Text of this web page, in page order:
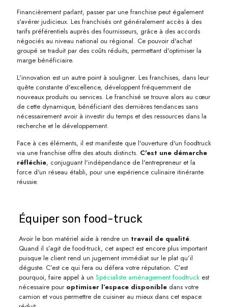
Financièrement parlant, passer par une franchise peut également
s'avérer judicieux. Les franchisés ont généralement accès à des
tarifs préférentiels auprès des fournisseurs, grâce à des accords
négociés au niveau national ou régional. Ce pouvoir d'achat
groupé se traduit par des coûts réduits, permettant d'optimiser la
marge bénéficiaire.
L'innovation est un autre point à souligner. Les franchises, dans leur
quête constante d'excellence, développent fréquemment de
nouveaux produits ou services. Le franchisé se trouve alors au cœur
de cette dynamique, bénéficiant des dernières tendances sans
nécessairement avoir à investir du temps et des ressources dans la
recherche et le développement.
Face à ces éléments, il est manifeste que l'ouverture d'un foodtruck
via une franchise offre des atouts distincts. C'est une démarche
réfléchie, conjuguant l'indépendance de l'entrepreneur et la
force d'un réseau établi, pour une expérience culinaire itinérante
réussie.
Équiper son food-truck
Avoir le bon matériel aide à rendre un travail de qualité.
Quand il s’agit de food-truck, cet aspect est encore plus important
puisque le client rend un jugement immédiat sur le plat qu’il
déguste. C’est ce qui fera ou défera votre réputation. C’est
pourquoi, faire appel à un Spécialiste aménagement foodtruckest
nécessaire pour optimiser l’espace disponibledans votre
camion et vous permettre de cuisiner au mieux dans cet espace